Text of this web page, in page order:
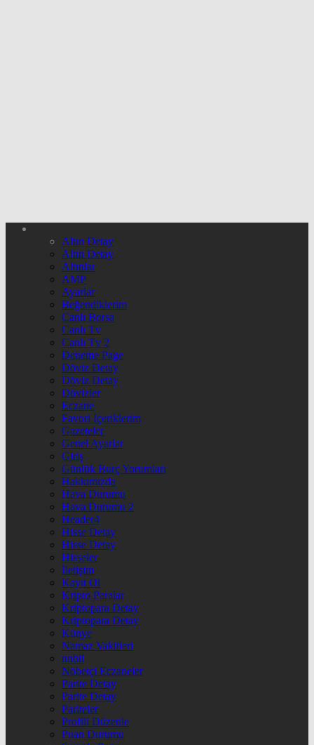
Altın Detay
Altın Detay
Altınlar
AMP
Ayarlar
Beğendiklerim
Canlı Borsa
Canlı Tv
Canlı Tv 2
Deneme Page
Döviz Detay
Döviz Detay
Dövizler
Eczane
Favori İçeriklerim
Gazeteler
Genel Ayarlar
Giriş
Günlük Burç Yorumları
Hakkımızda
Hava Durumu
Hava Durumu 2
Header4
Hisse Detay
Hisse Detay
Hisseler
İletişim
Kayıt Ol
Kripto Paralar
Kriptopara Detay
Kriptopara Detay
Künye
Namaz Vakitleri
nnbil
Nöbetçi Eczaneler
Parite Detay
Parite Detay
Pariteler
Profili Düzenle
Puan Durumu